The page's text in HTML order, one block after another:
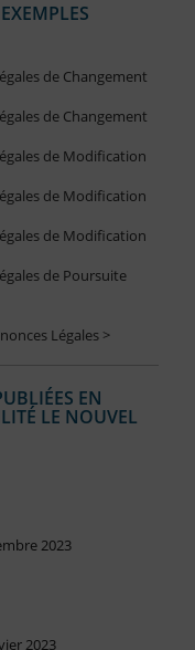
de Changement
de Changement
de Modification
de Modification
de Modification
de Poursuite
Légales >
EN
LE NOUVEL
2023
2023